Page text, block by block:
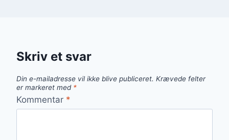
Skriv et svar
Din e-mailadresse vil ikke blive publiceret. Krævede felter
er markeret med *
Kommentar *